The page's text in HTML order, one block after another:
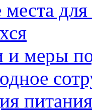
и меры